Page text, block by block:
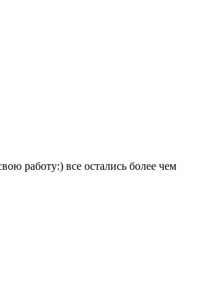
работу:) все остались более чем